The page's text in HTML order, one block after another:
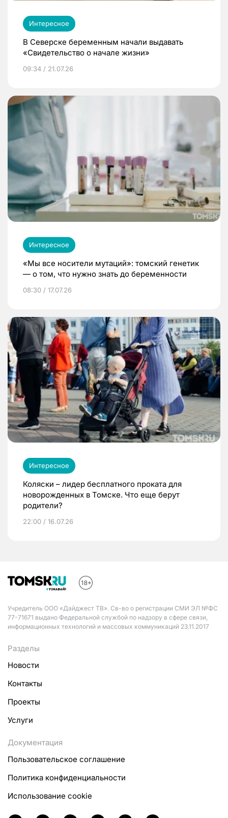
Интересное
В Северске беременным начали выдавать
«Свидетельство о начале жизни»
09:34 / 21.07.26
Интересное
«Мы все носители мутаций»: томский генетик
— о том, что нужно знать до беременности
08:30 / 17.07.26
Интересное
Коляски – лидер бесплатного проката для
новорожденных в Томске. Что еще берут
родители?
22:00 / 16.07.26
Учредитель ООО «Дайджест ТВ». Св-во о регистрации СМИ ЭЛ №ФС
77-71671 выдано Федеральной службой по надзору в сфере связи,
информационных технологий и массовых коммуникаций 23.11.2017
Разделы
Новости
Контакты
Проекты
Услуги
Документация
Пользовательское соглашение
Политика конфиденциальности
Использование cookie